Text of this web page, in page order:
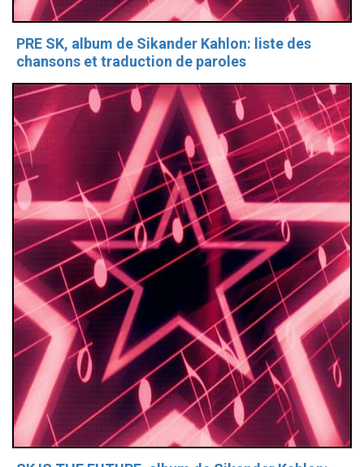
PRE SK, album de Sikander Kahlon: liste des
chansons et traduction de paroles